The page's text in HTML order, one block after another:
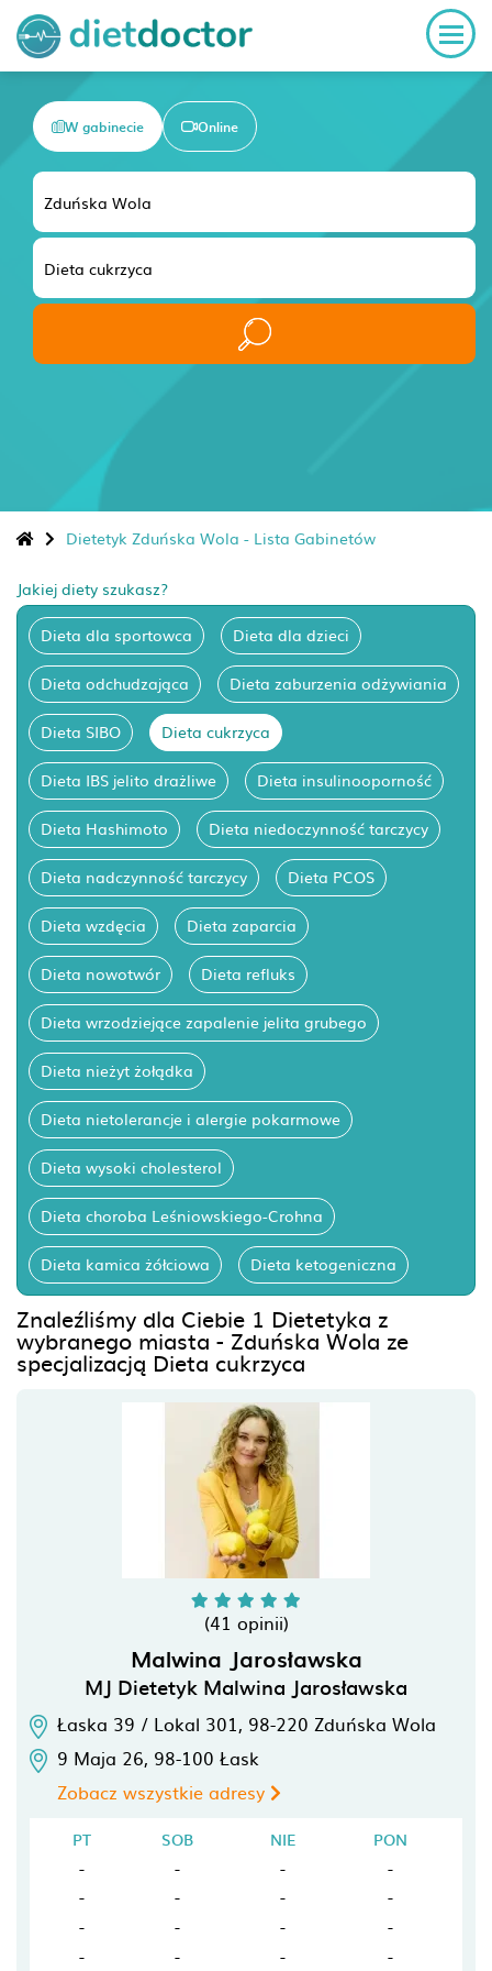
W gabinecie Online
Dietetyk Zduńska Wola - Lista Gabinetów
Jakiej diety szukasz?
Dieta dla sportowca Dieta dla dzieci
Dieta odchudzająca Dieta zaburzenia odżywiania
Dieta SIBO Dieta cukrzyca
Dieta IBS jelito drażliwe Dieta insulinooporność
Dieta Hashimoto Dieta niedoczynność tarczycy
Dieta nadczynność tarczycy Dieta PCOS
Dieta wzdęcia Dieta zaparcia
Dieta nowotwór Dieta refluks
Dieta wrzodziejące zapalenie jelita grubego
Dieta nieżyt żołądka
Dieta nietolerancje i alergie pokarmowe
Dieta wysoki cholesterol
Dieta choroba Leśniowskiego-Crohna
Dieta kamica żółciowa Dieta ketogeniczna
Znaleźliśmy dla Ciebie 1 Dietetyka z
wybranego miasta - Zduńska Wola ze
specjalizacją Dieta cukrzyca
(41 opinii)
Malwina Jarosławska
MJ Dietetyk Malwina Jarosławska
Łaska 39 / Lokal 301, 98-220 Zduńska Wola
9 Maja 26, 98-100 Łask
Zobacz wszystkie adresy
PT SOB NIE
PON
-
- -
-
-
- -
-
-
- -
-
-
- - -